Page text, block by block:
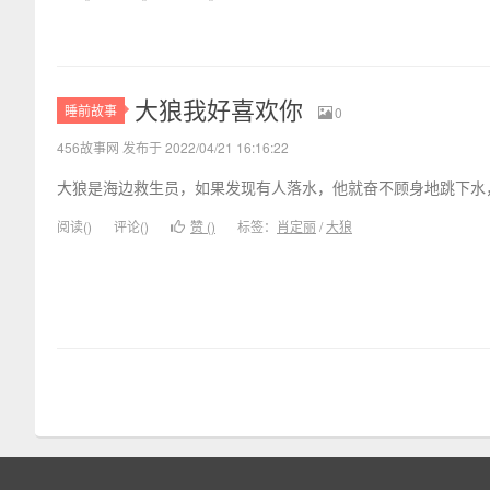
睡前故事 大狼我好喜欢你
0
456故事网 发布于 2022/04/21 16:16:22
大狼是海边救生员，如果发现有人落水，他就奋不顾身地跳下
阅读() 评论() 赞 () 标签： 肖定丽/大狼